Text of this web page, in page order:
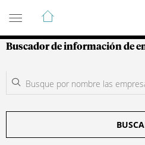
Guía de Empresas
Buscador de información de